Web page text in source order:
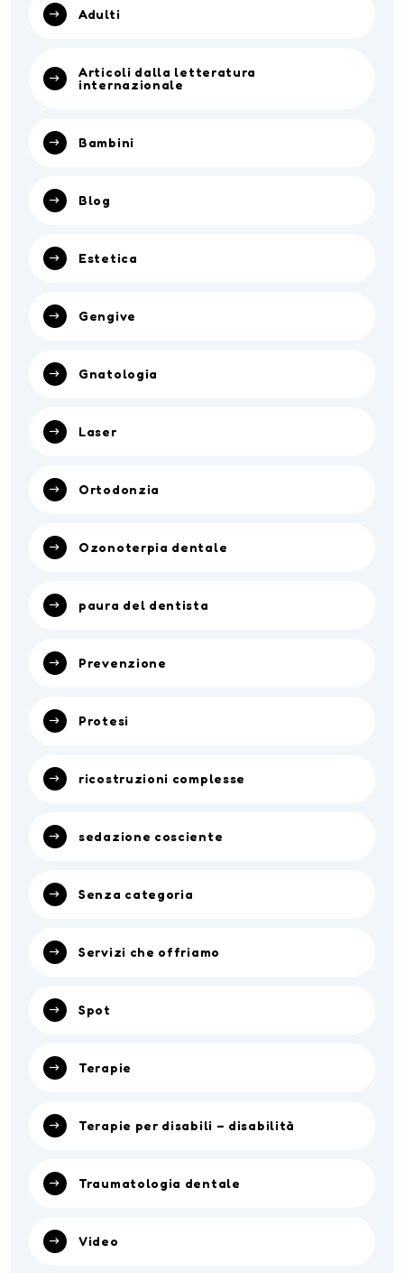
Adulti
Articoli dalla letteratura
internazionale
Bambini
Blog
Estetica
Gengive
Gnatologia
Laser
Ortodonzia
Ozonoterpia dentale
paura del dentista
Prevenzione
Protesi
ricostruzioni complesse
sedazione cosciente
Senza categoria
Servizi che offriamo
Spot
Terapie
Terapie per disabili – disabilità
Traumatologia dentale
Video